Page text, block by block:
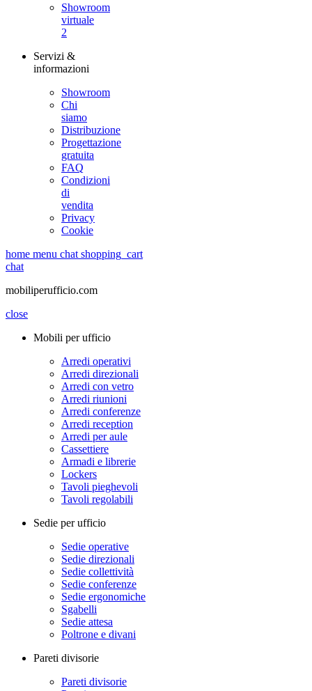
Showroom
virtuale
2
Servizi &
informazioni
Showroom
Chi
siamo
Distribuzione
Progettazione
gratuita
FAQ
Condizioni
di
vendita
Privacy
Cookie
home menu chat shopping_cart
chat
mobiliperufficio.com
close
Mobili per ufficio
Arredi operativi
Arredi direzionali
Arredi con vetro
Arredi riunioni
Arredi conferenze
Arredi reception
Arredi per aule
Cassettiere
Armadi e librerie
Lockers
Tavoli pieghevoli
Tavoli regolabili
Sedie per ufficio
Sedie operative
Sedie direzionali
Sedie collettività
Sedie conferenze
Sedie ergonomiche
Sgabelli
Sedie attesa
Poltrone e divani
Pareti divisorie
Pareti divisorie